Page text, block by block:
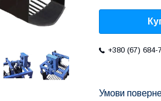
+380 (67) 684-